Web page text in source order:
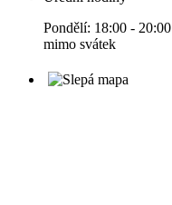
Pondělí: 18:00 - 20:00
mimo svátek